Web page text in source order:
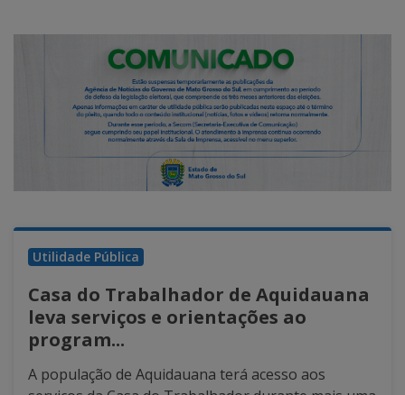
Utilidade Pública
Casa do Trabalhador de Aquidauana
leva serviços e orientações ao
program...
A população de Aquidauana terá acesso aos